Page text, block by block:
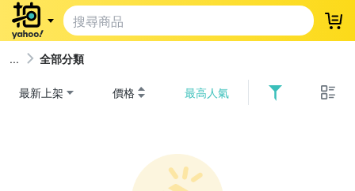
登
全部分類
最新上架 價格 最高人氣